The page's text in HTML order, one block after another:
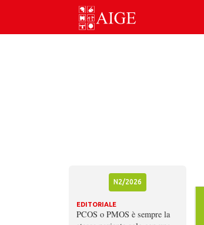
Skip
N2/2026
EDITORIALE
PCOS o PMOS è sempre la